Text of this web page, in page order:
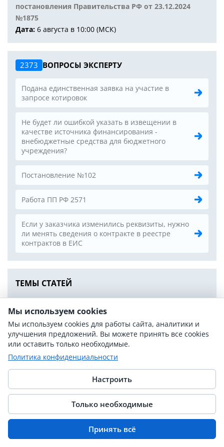
постановления Правительства РФ от 23.12.2024
№1875
Дата: 6 августа в 10:00 (МСК)
2373 ВОПРОСЫ ЭКСПЕРТУ
Подана единственная заявка на участие в
запросе котировок
Не будет ли ошибкой указать в извещении в
качестве источника финансирования -
внебюджетные средства для бюджетного
учреждения?
Постановление №102
Работа ПП РФ 2571
Если у заказчика изменились реквизиты, нужно
ли менять сведения о контракте в реестре
контрактов в ЕИС
ТЕМЫ СТАТЕЙ
НМЦК и обоснование цены
ОКПД2, КТРУ и описание объекта закупки
Закупки лекарств и медизделий
Требования к участникам закупки
СМП, СОНО и квотирование 16
Неустойка, штрафы и ответственность 19
Исполнение, приёмка и оплата контракта
Мы используем cookies
Мы используем cookies для работы сайта, аналитики и
улучшения предложений. Вы можете принять все cookies
или оставить только необходимые.
Политика конфиденциальности
Настроить
Только необходимые
Принять всё